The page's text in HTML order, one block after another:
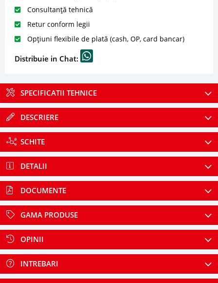
Consultanță tehnică
Retur conform legii
Opțiuni flexibile de plată (cash, OP, card bancar)
Distribuie in Chat:
SPECIFICATII TEHNICE
DESCRIERE
SCHITE
DETALII
DOCUMENTE
GAMA PRODUSE
OPINII
INTREBARI